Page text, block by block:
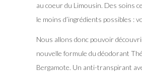
au coeur du Limousin. Des soins
le moins d’ingrédients possibles :
Nous allons donc pouvoir
nouvelle formule du déodorant
Bergamote. Un anti-transpirant